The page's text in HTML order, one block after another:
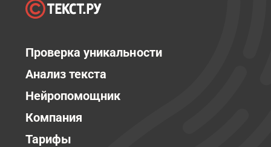
Проверка уникальности
Анализ текста
Нейропомощник
Компания
Тарифы